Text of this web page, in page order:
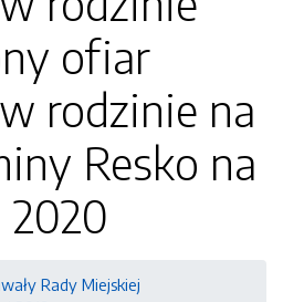
ofiar
rodzinie na
Resko na
2020
Rady Miejskiej